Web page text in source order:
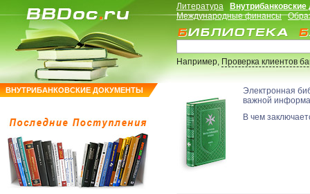
ВНУТРИБАНКОВСКИЕ ДОКУМЕНТЫ
Литература
Международные финансы
Например,Проверка клиентов
Электронная
важной
В чем